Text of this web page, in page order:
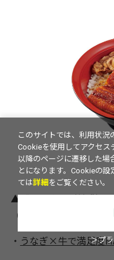
▲「うな牛」（並盛）
（特盛）1890円
・ うなぎ×牛で満足度
このサイトでは、利用状況
Cookieを使用してアクセス
以降のページに遷移した場
とになります。Cookieの
ては詳細 をご覧ください。
＞プ